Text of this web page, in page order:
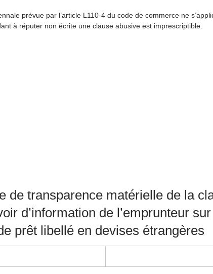
prévue par l’article L110-4 du code de commerce ne
à réputer non écrite une clause abusive est imprescriptible.
de transparence matérielle de la
d’information de l’emprunteur
prêt libellé en devises étrangères